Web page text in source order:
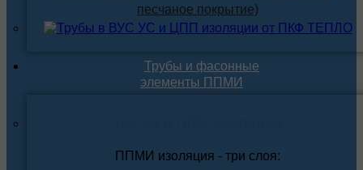
песчаное покрытие)
Трубы и фасонные
элементы ППМИ
ППМИ изоляция - три слоя: